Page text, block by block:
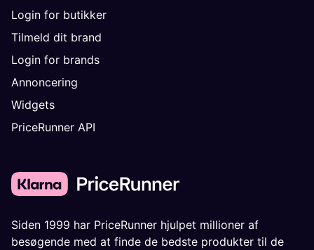
Login for butikker
Tilmeld dit brand
Login for brands
Annoncering
Widgets
PriceRunner API
Siden 1999 har PriceRunner hjulpet millioner af
besøgende med at finde de bedste produkter til de